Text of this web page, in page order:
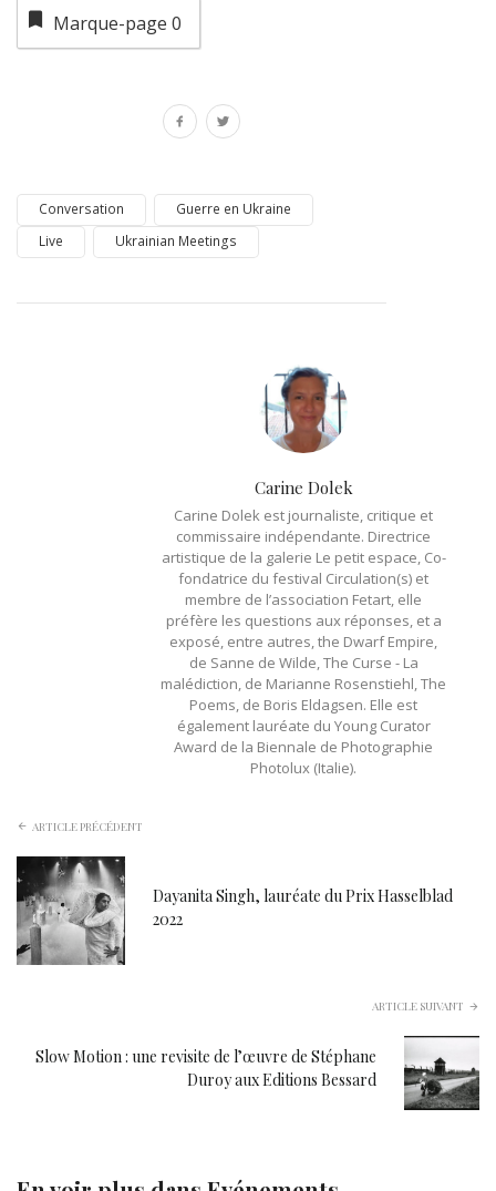
Marque-page 0
Conversation
Guerre en Ukraine
Live
Ukrainian Meetings
Carine Dolek
Carine Dolek est journaliste, critique et
commissaire indépendante. Directrice
artistique de la galerie Le petit espace, Co-
fondatrice du festival Circulation(s) et
membre de l’association Fetart, elle
préfère les questions aux réponses, et a
exposé, entre autres, the Dwarf Empire,
de Sanne de Wilde, The Curse - La
malédiction, de Marianne Rosenstiehl, The
Poems, de Boris Eldagsen. Elle est
également lauréate du Young Curator
Award de la Biennale de Photographie
Photolux (Italie).
ARTICLE PRÉCÉDENT
Dayanita Singh, lauréate du Prix Hasselblad
2022
ARTICLE SUIVANT
Slow Motion : une revisite de l’œuvre de Stéphane
Duroy aux Editions Bessard